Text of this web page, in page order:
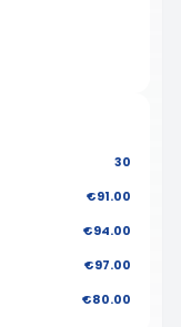
30
€91.00
€94.00
€97.00
€80.00